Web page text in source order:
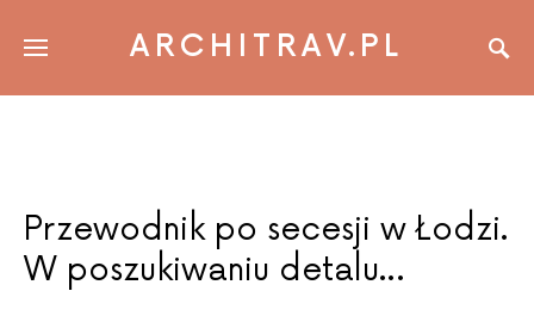
ARCHITRAV.PL
Przewodnik po secesji w Łodzi.
W poszukiwaniu detalu…